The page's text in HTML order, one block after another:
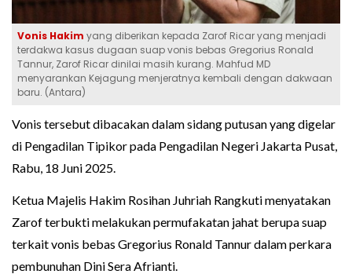
Vonis Hakim yang diberikan kepada Zarof Ricar yang menjadi
terdakwa kasus dugaan suap vonis bebas Gregorius Ronald
Tannur, Zarof Ricar dinilai masih kurang. Mahfud MD
menyarankan Kejagung menjeratnya kembali dengan dakwaan
baru. (Antara)
Vonis tersebut dibacakan dalam sidang putusan yang digelar
di Pengadilan Tipikor pada Pengadilan Negeri Jakarta Pusat,
Rabu, 18 Juni 2025.
Ketua Majelis Hakim Rosihan Juhriah Rangkuti menyatakan
Zarof terbukti melakukan permufakatan jahat berupa suap
terkait vonis bebas Gregorius Ronald Tannur dalam perkara
pembunuhan Dini Sera Afrianti.